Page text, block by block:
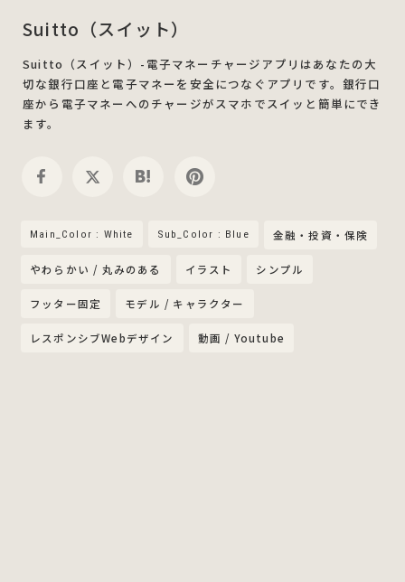
Suitto（スイット）
Suitto（スイット）-電子マネーチャージアプリはあなたの大
切な銀行口座と電子マネーを安全につなぐアプリです。銀行口
座から電子マネーへのチャージがスマホでスイッと簡単にでき
ます。
Main_Color : White Sub_Color : Blue 金融・投資・保険
やわらかい / 丸みのある イラスト シンプル
フッター固定 モデル / キャラクター
レスポンシブWebデザイン 動画 / Youtube